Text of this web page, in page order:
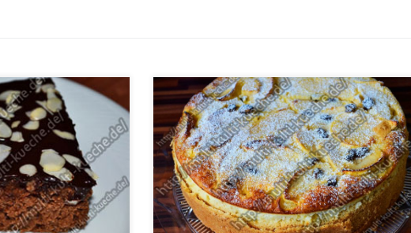
300g Dinkel-
Zucker1 Pack.
EierZartbitter
Als erstes
und schmelzen.
Backpulver. Kakao,
und die
vermischen. Die […]
Zutaten Apfel Schmand Kuchen Für den Teig2 Eier250g
Butter130g Zucker1/2 Päck. Backpulver400g Mehl Für
die Füllung50g Gemahlene Mandeln1 kg Äpfel1
Fläschchen Rum Aroma60g RosinenSaft einer Zitrone
Für die Creme4 Eier70g Zucker400g Schmand200ml
Sahne2 Päck. Vanillezucker50g Stärke Zum
bestreuenPuderzucker Zubereitung Alle Zutaten für
den Teig in eine Schüssel geben und miteinander […]